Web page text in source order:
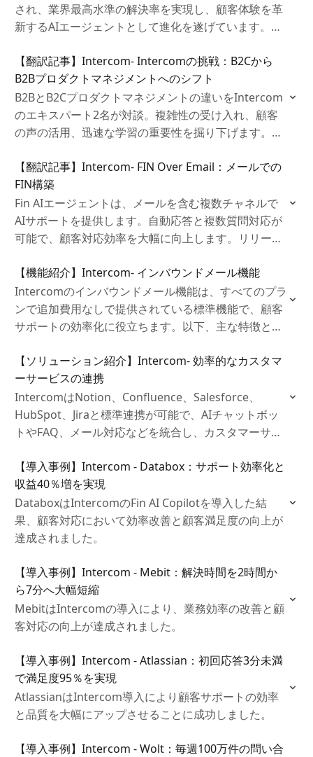
され、業界最高水準の解決率を実現し、顧客体験を革
新するAIエージェントとして進化を遂げています。ま
を備えたサービスを提供し、顧客満足の向上と企業の
競争力強化に貢献しています。
【翻訳記事】Intercom- Intercomの挑戦：B2Cから
B2Bプロダクトマネジメントへのシフト
B2BとB2Cプロダクトマネジメントの違いをIntercom
のエキスパート2名が対談。複雑性の受け入れ、顧客
の声の活用、迅速な学習の重要性を掘り下げます。ま
進化するプロダクト成功の戦略を明らかにします。
【翻訳記事】Intercom- FIN Over Email：メールでの
FIN構築
Fin AIエージェントは、メールを含む複数チャネルで
AIサポートを提供します。自動応答と複数質問対応が
可能で、顧客対応効率を大幅に向上します。リリース
81%に回答、56%を自動解決しています。
【機能紹介】Intercom- インバウンドメール機能
Intercomのインバウンドメール機能は、すべてのプラ
ンで追加費用なしで提供されている標準機能で、顧客
サポートの効率化に役立ちます。以下、主な特徴と設
【ソリューション紹介】Intercom- 効率的なカスタマ
ーサービスの連携
IntercomはNotion、Confluence、Salesforce、
HubSpot、Jiraと標準連携が可能で、AIチャットボッ
トやFAQ、メール対応などを統合し、カスタマーサー
【導入事例】Intercom - Databox：サポート効率化と
収益40％増を実現
DataboxはIntercomのFin AI Copilotを導入した結
果、顧客対応において効率改善と顧客満足度の向上が
達成されました。
【導入事例】Intercom - Mebit：解決時間を2時間か
ら7分へ大幅短縮
MebitはIntercomの導入により、業務効率の改善と顧
客対応の向上が達成されました。
【導入事例】Intercom - Atlassian：初回応答3分未満
で満足度95％を実現
AtlassianはIntercom導入により顧客サポートの効率
と品質を大幅にアップさせることに成功しました。
【導入事例】Intercom - Wolt：毎週100万件の問い合